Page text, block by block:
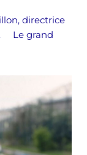
directrice
Le grand